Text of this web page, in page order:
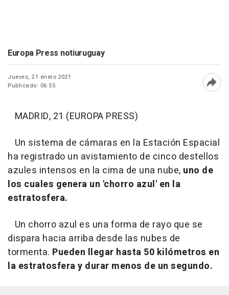
Europa Press notiuruguay
Jueves, 21 enero 2021
Publicado: 06:55
MADRID, 21 (EUROPA PRESS)
Un sistema de cámaras en la Estación Espacial
ha registrado un avistamiento de cinco destellos
azules intensos en la cima de una nube, uno de
los cuales genera un 'chorro azul' en la
estratosfera.
Un chorro azul es una forma de rayo que se
dispara hacia arriba desde las nubes de
tormenta. Pueden llegar hasta 50 kilómetros en
la estratosfera y durar menos de un segundo.